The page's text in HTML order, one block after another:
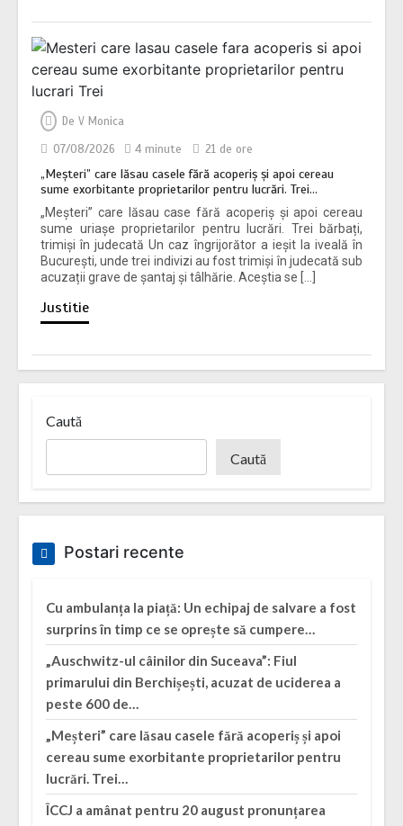
4 minute
De V Monica
07/08/2026
4 minute 21 de ore
„Meșteri” care lăsau casele fără acoperiș și apoi cereau
sume exorbitante proprietarilor pentru lucrări. Trei…
„Meșteri” care lăsau case fără acoperiș și apoi cereau
sume uriașe proprietarilor pentru lucrări. Trei bărbați,
trimiși în judecată Un caz îngrijorător a ieșit la iveală în
București, unde trei indivizi au fost trimiși în judecată sub
acuzații grave de șantaj și tâlhărie. Aceștia se […]
Justitie
Caută
Caută
Postari recente
Cu ambulanța la piață: Un echipaj de salvare a fost
surprins în timp ce se oprește să cumpere…
„Auschwitz-ul câinilor din Suceava”: Fiul
primarului din Berchișești, acuzat de uciderea a
peste 600 de…
„Meșteri” care lăsau casele fără acoperiș și apoi
cereau sume exorbitante proprietarilor pentru
lucrări. Trei…
ÎCCJ a amânat pentru 20 august pronunțarea